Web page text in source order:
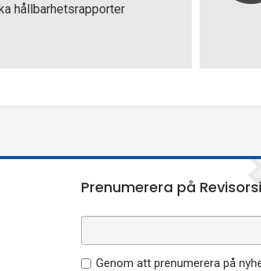
hållbarhetsrapporter
Prenumerera på
Genom att prenumerera på